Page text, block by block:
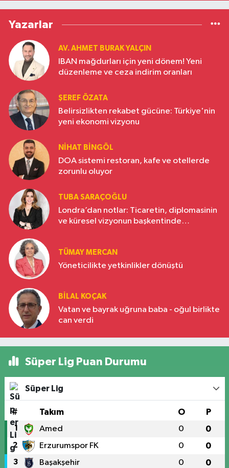
Yazarlar
AV. AHMET BURAK YALÇIN
IBAN mağdurları için yeni dönem! Yeni
düzenleme ve ceza indirim oranları
ŞEREF ÖZATA
Belirsizlikten rekabet gücüne: Türkiye'nin
yeni ekonomi vizyonu
NIHAT BINGÖL
DOA sistemi restoran, kafe ve otellerde
zorunlu oluyor
TUBA SARAÇOĞLU
Londra’dan notlar: Ticaretin, diplomasinin
ve küresel vizyonun başkentinde
TÜMAY MERCAN
Yöneticilikte yetkinlikler dönüştü
BILAL KOÇAK
Vatan ve bayrak uğruna baba - oğul birlikte
can verdi
Süper Lig Puan Durumu
Süper Lig
# Takım O P
1 Amed 0 0
2 Erzurumspor FK 0 0
3 Başakşehir 0 0